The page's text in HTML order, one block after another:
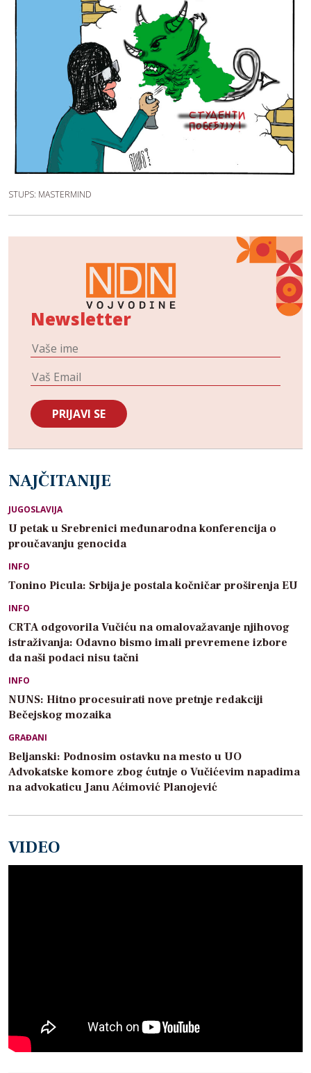
STUPS: MASTERMIND
Newsletter
NAJČITANIJE
JUGOSLAVIJA
U petak u Srebrenici međunarodna konferencija o
proučavanju genocida
INFO
Tonino Picula: Srbija je postala kočničar proširenja EU
INFO
CRTA odgovorila Vučiću na omalovažavanje njihovog
istraživanja: Odavno bismo imali prevremene izbore
da naši podaci nisu tačni
INFO
NUNS: Hitno procesuirati nove pretnje redakciji
Bečejskog mozaika
GRAĐANI
Beljanski: Podnosim ostavku na mesto u UO
Advokatske komore zbog ćutnje o Vučićevim napadima
na advokaticu Janu Aćimović Planojević
VIDEO